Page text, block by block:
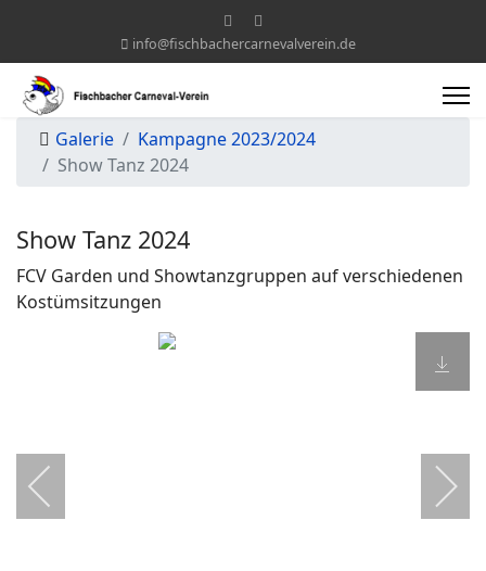
info@fischbachercarnevalverein.de
Galerie
Kampagne 2023/2024
Show Tanz 2024
Show Tanz 2024
FCV Garden und Showtanzgruppen auf verschiedenen
Kostümsitzungen